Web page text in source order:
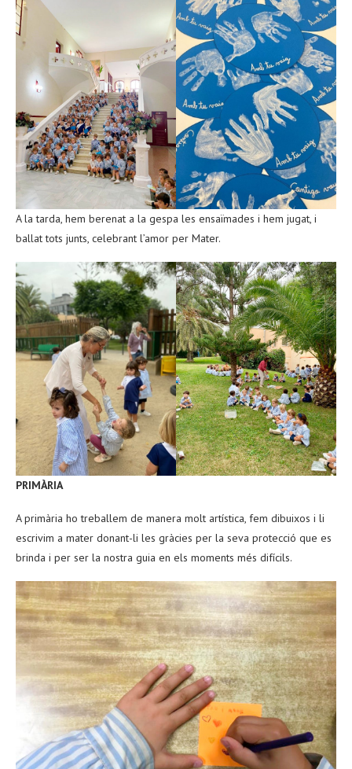
A la tarda, hem berenat a la gespa les ensaïmades i hem jugat, i
ballat tots junts, celebrant l’amor per Mater.
PRIMÀRIA
A primària ho treballem de manera molt artística, fem dibuixos i li
escrivim a mater donant-li les gràcies per la seva protecció que es
brinda i per ser la nostra guia en els moments més difícils.